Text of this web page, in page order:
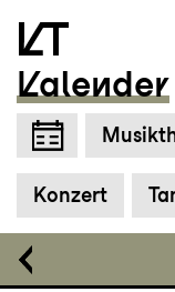
Zum
Zum Footer
Kalender
Konzert
Grosses Haus
19:30